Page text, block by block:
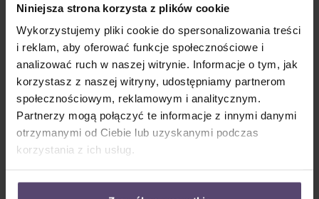
Niniejsza strona korzysta z plików cookie
Wykorzystujemy pliki cookie do spersonalizowania treści
i reklam, aby oferować funkcje społecznościowe i
analizować ruch w naszej witrynie. Informacje o tym, jak
korzystasz z naszej witryny, udostępniamy partnerom
społecznościowym, reklamowym i analitycznym.
Partnerzy mogą połączyć te informacje z innymi danymi
otrzymanymi od Ciebie lub uzyskanymi podczas
korzystania z ich usług.
8734 (PG4)
* Proszę podać ilość *
* Proszę podać ilość *